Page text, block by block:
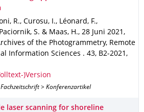
R., Curosu, I., Léonard, F.,
S. & Maas, H., 28 Juni 2021 ,
of the Photogrammetry, Remote
Information Sciences . 43, B2-2021 ,
)Version
> Konferenzartikel
laser scanning for shoreline